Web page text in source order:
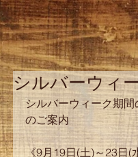
シルバーウィ
シルバーウィーク期
のご案内
《9月19日(土)～23日(